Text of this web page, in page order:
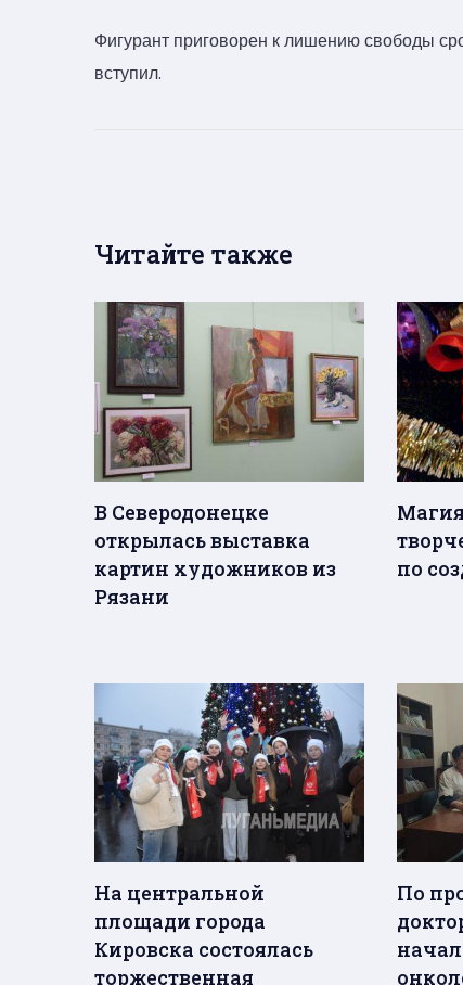
Фигурант приговорен к лишению свободы
вступил.
Читайте также
В Северодонецке
открылась выставка
картин художников из
Рязани
по
На центральной
площади города
Кировска состоялась
торжественная
По